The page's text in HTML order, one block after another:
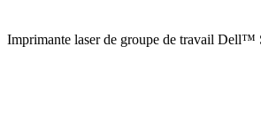
Imprimante laser de groupe de travail Dell™